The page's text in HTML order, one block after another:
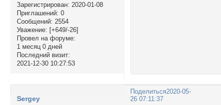
Зарегистрирован: 2020-01-08
Приглашений: 0
Сообщений: 2554
Уважение: [+649/-26]
Провел на форуме:
1 месяц 0 дней
Последний визит:
2021-12-30 10:27:53
Поделиться2020-05-
26 07:11:37
Sergey